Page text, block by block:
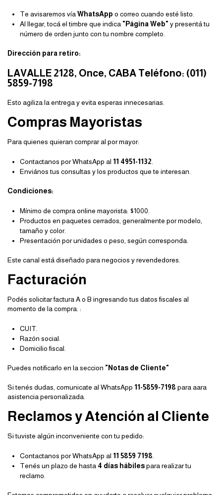
Te avisaremos vía WhatsApp o correo cuando esté listo.
Al llegar, tocá el timbre que indica "Página Web" y presentá tu
número de orden junto con tu nombre completo.
Dirección para retiro:
LAVALLE 2128, Once, CABA Teléfono: (011)
5859-7198
Esto agiliza la entrega y evita esperas innecesarias.
Compras Mayoristas
Para quienes quieran comprar al por mayor:
Contactanos por WhatsApp al 11 4951-1132
Enviános tus consultas y los productos que te interesan.
Condiciones:
Mínimo de compra online mayorista: $1000.
Productos en paquetes cerrados, generalmente por modelo,
tamaño y color.
Presentación por unidades o peso, según corresponda.
Este canal está diseñado para negocios y revendedores.
Facturación
Podés solicitar factura A o B ingresando tus datos fiscales al
momento de la compra. :
CUIT.
Razón social.
Domicilio fiscal.
Puedes notificarlo en la seccion "Notas de Cliente"
Si tenés dudas, comunicate al WhatsApp 11-5859-7198 para aara
asistencia personalizada.
Reclamos y Atención al Cliente
Si tuviste algún inconveniente con tu pedido:
Contactanos por WhatsApp al 11 5859 7198
Tenés un plazo de hasta 4 días hábilespara realizar tu
reclamo.